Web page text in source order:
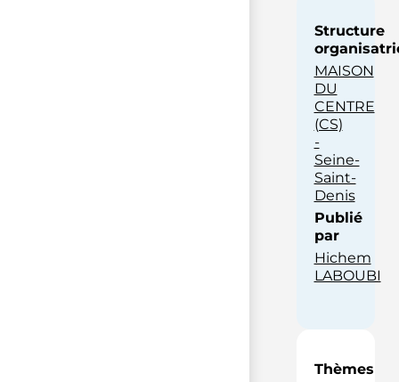
Structure
MAISON
DU
CENTRE
(CS)
-
Seine-
Saint-
Denis
Publié
par
Hichem
LABOUBI
Thèmes